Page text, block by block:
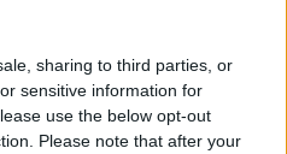
sharing to third parties, or
sensitive information for
use the below opt-out
Please note that after your
Vít Lukáš, podle kterého
mláďata vzácných oslů